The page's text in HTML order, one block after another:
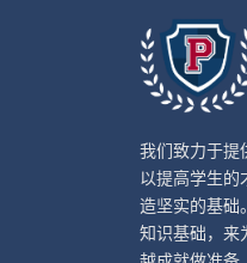
我们致力于提
以提高学生的
造坚实的基础
知识基础，来